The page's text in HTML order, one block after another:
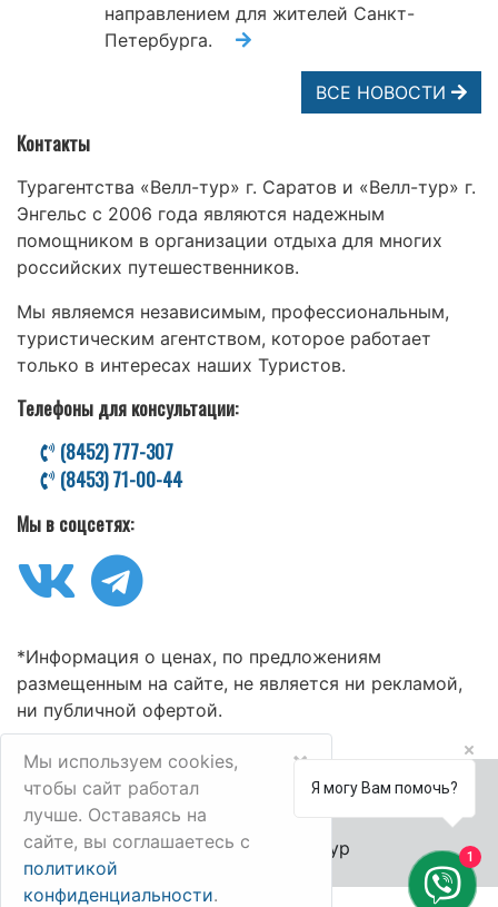
направлением для жителей Санкт-
Петербурга.
ВСЕ НОВОСТИ
Контакты
Турагентства «Велл-тур» г. Саратов и «Велл-тур» г.
Энгельс с 2006 года являются надежным
помощником в организации отдыха для многих
российских путешественников.
Мы являемся независимым, профессиональным,
туристическим агентством, которое работает
только в интересах наших Туристов.
Телефоны для консультации:
(8452) 777-307
(8453) 71-00-44
Мы в соцсетях:
*Информация о ценах, по предложениям
размещенным на сайте, не является ни рекламой,
ни публичной офертой.
© 2006-2025 Велл-Тур
Мы используем cookies,
чтобы сайт работал
лучше. Оставаясь на
сайте, вы соглашаетесь с
политикой
конфиденциальности.
×
Я могу Вам помочь?
1